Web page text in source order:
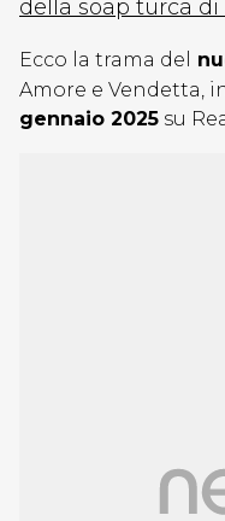
della soap turca di
Ecco la trama del
Amore e Vendetta,
gennaio 2025 su